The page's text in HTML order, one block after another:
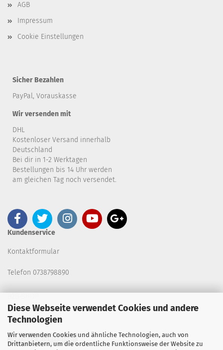
Diese Webseite verwendet Cookies und andere
Technologien
Wir verwenden Cookies und ähnliche Technologien, auch von
Drittanbietern, um die ordentliche Funktionsweise der Website zu
AGB
Impressum
Cookie Einstellungen
Sicher Bezahlen
PayPal, Vorauskasse
Wir versenden mit
DHL
Kostenloser Versand innerhalb
Deutschland
Bei dir in 1-2 Werktagen
Bestellungen bis 14 Uhr werden
am gleichen Tag noch versendet.
Kundenservice
Kontaktformular
Telefon 0738798890
Vertrag widerrufen